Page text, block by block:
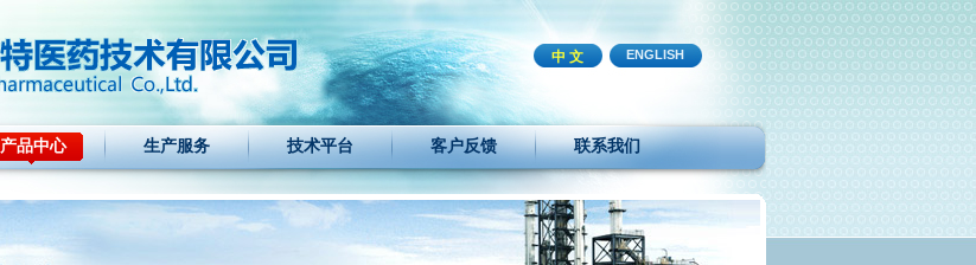
中 文 ENGLISH
产品中心 生产服务 技术平台 客户反馈 联系我们